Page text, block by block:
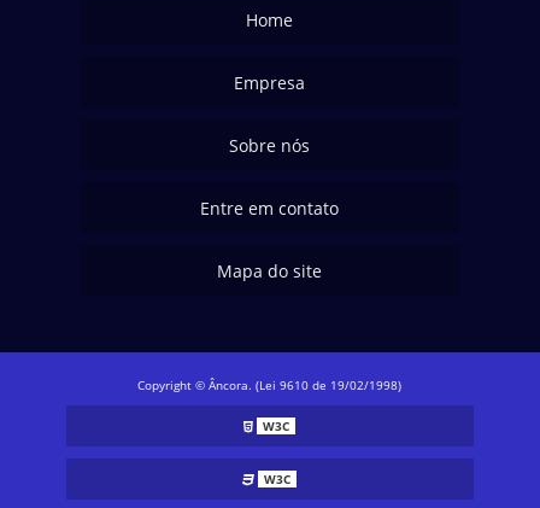
Home
Empresa
Sobre nós
Entre em contato
Mapa do site
Copyright © Âncora. (Lei 9610 de 19/02/1998)
W3C
W3C